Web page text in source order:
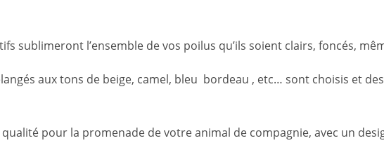
sublimeront l’ensemble de vos poilus qu’ils soient clairs, foncés,
aux tons de beige, camel, bleu bordeau , etc… sont choisis et
qualité pour la promenade de votre animal de compagnie, avec un